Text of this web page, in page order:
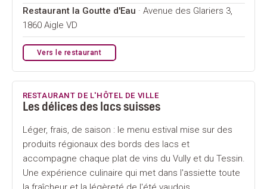
Restaurant la Goutte d'Eau · Avenue des Glariers 3,
1860 Aigle VD
Vers le restaurant
RESTAURANT DE L'HÔTEL DE VILLE
Les délices des lacs suisses
Léger, frais, de saison : le menu estival mise sur des
produits régionaux des bords des lacs et
accompagne chaque plat de vins du Vully et du Tessin.
Une expérience culinaire qui met dans l'assiette toute